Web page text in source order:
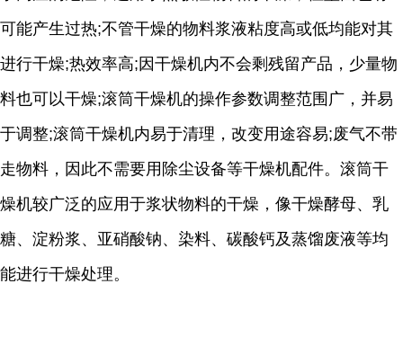
可能产生过热;不管干燥的物料浆液粘度高或低均能对其
进行干燥;热效率高;因干燥机内不会剩残留产品，少量物
料也可以干燥;滚筒干燥机的操作参数调整范围广，并易
于调整;滚筒干燥机内易于清理，改变用途容易;废气不带
走物料，因此不需要用除尘设备等干燥机配件。滚筒干
燥机较广泛的应用于浆状物料的干燥，像干燥酵母、乳
糖、淀粉浆、亚硝酸钠、染料、碳酸钙及蒸馏废液等均
能进行干燥处理。